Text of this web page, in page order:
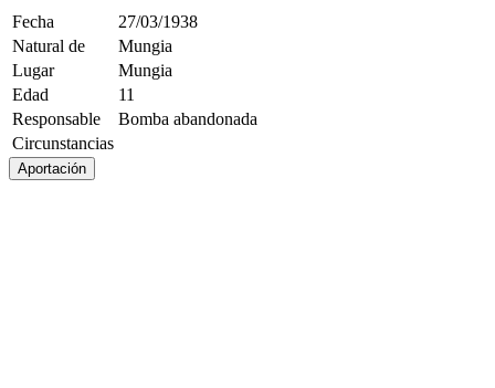
Fecha
27/03/1938
Natural de
Mungia
Lugar
Mungia
Edad
11
Responsable
Bomba abandonada
Circunstancias